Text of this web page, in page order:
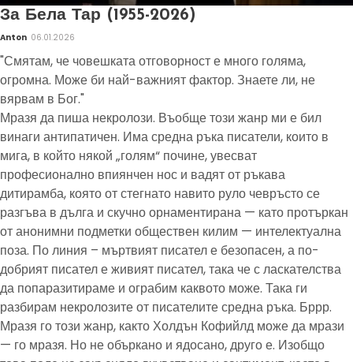
За Бела Тар (1955-2026)
Anton 06.01.2026
"Смятам, че човешката отговорност е много голяма,
огромна. Може би най-важният фактор. Знаете ли, не
вярвам в Бог."
Мразя да пиша некролози. Въобще този жанр ми е бил
винаги антипатичен. Има средна ръка писатели, които в
мига, в който някой „голям“ почине, увесват
професионално впиянчен нос и вадят от ръкава
дитирамба, която от стегнато навито руло чевръсто се
разгъва в дълга и скучно орнаментирана — като протъркан
от анонимни подметки обществен килим — интелектуална
поза. По линия – мъртвият писател е безопасен, а по-
добрият писател е живият писател, така че с ласкателства
да попаразитираме и ограбим каквото може. Така ги
разбирам некролозите от писателите средна ръка. Бррр.
Мразя го този жанр, както Холдън Кофийлд може да мрази
— го мразя. Но не объркано и ядосано, друго е. Изобщо